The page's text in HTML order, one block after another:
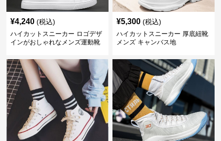
¥4,240 (税込)
ハイカットスニーカー ロゴデザ
インがおしゃれなメンズ運動靴
¥5,300 (税込)
ハイカットスニーカー 厚底紐靴
メンズ キャンバス地